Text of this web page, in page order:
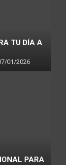
TU DÍA A
01/2026
PARA